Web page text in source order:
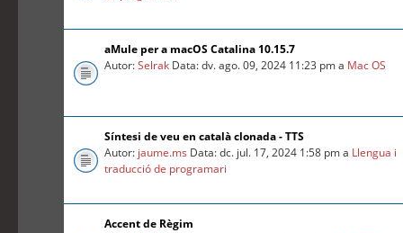
aMule per a macOS Catalina 10.15.7
Autor:Selrak Data: dv. ago. 09, 2024 11:23 pm a Mac OS
Síntesi de veu en català clonada - TTS
Autor: jaume.ms Data: dc. jul. 17, 2024 1:58 pm a Llengua i
traducció de programari
Accent de Règim